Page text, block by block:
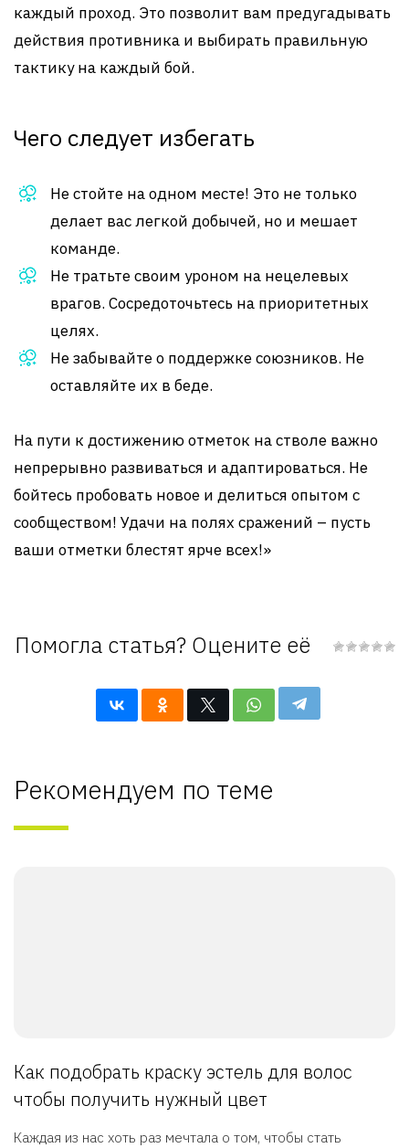
каждый проход. Это позволит вам предугадывать
действия противника и выбирать правильную
тактику на каждый бой.
Чего следует избегать
Не стойте на одном месте! Это не только
делает вас легкой добычей, но и мешает
команде.
Не тратьте своим уроном на нецелевых
врагов. Сосредоточьтесь на приоритетных
целях.
Не забывайте о поддержке союзников. Не
оставляйте их в беде.
На пути к достижению отметок на стволе важно
непрерывно развиваться и адаптироваться. Не
бойтесь пробовать новое и делиться опытом с
сообществом! Удачи на полях сражений – пусть
ваши отметки блестят ярче всех!»
Помогла статья? Оцените её
Рекомендуем по теме
Как подобрать краску эстель для волос
чтобы получить нужный цвет
Каждая из нас хоть раз мечтала о том, чтобы стать